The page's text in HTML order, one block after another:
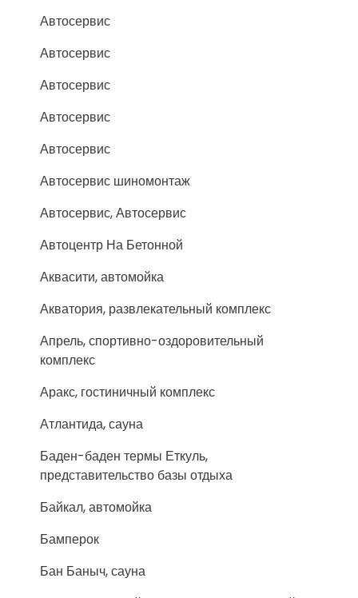
Автосервис
Автосервис
Автосервис
Автосервис
Автосервис
Автосервис шиномонтаж
Автосервис, Автосервис
Автоцентр На Бетонной
Аквасити, автомойка
Акватория, развлекательный комплекс
Апрель, спортивно-оздоровительный
комплекс
Аракс, гостиничный комплекс
Атлантида, сауна
Баден-баден термы Еткуль,
представительство базы отдыха
Байкал, автомойка
Бамперок
Бан Баныч, сауна